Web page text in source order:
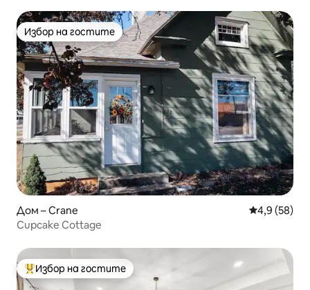
Избор на гостите
Избор на гостите
Дом – Crane Средна
4,9 (58)
Cupcake Cottage
Най-популярен избор на гостите
Избор на гостите